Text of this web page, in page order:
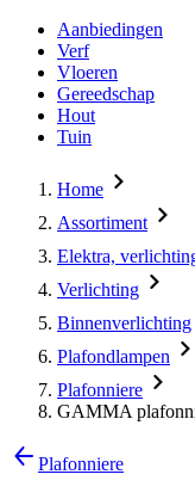
Aanbiedingen
Verf
Vloeren
Gereedschap
Hout
Tuin
Home
Assortiment
Elektra,
Verlichting
Binnenverlichting
Plafondlampen
Plafonniere
GAMMA
Plafonniere